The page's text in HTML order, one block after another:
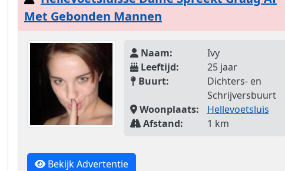
Met Gebonden Mannen
Naam:
Ivy
Leeftijd:
25 jaar
Buurt:
Dichters- en
Schrijversbuurt
Woonplaats:
Hellevoetsluis
Afstand:
1 km
Bekijk Advertentie